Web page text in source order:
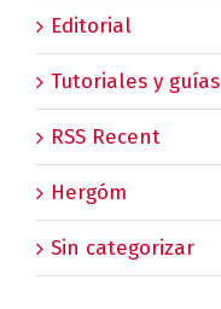
Editorial
Tutoriales y guías
RSS Recent
Hergóm
Sin categorizar